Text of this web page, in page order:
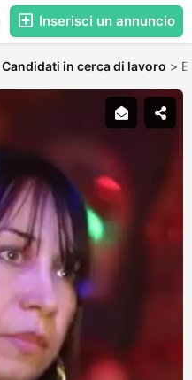
Inserisci un annuncio
Candidati in cerca di lavoro >